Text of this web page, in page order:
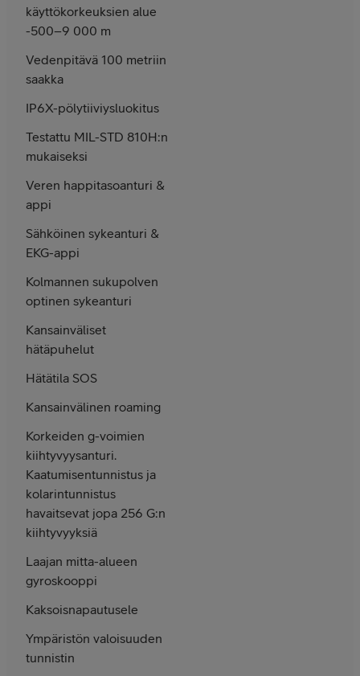
käyttökorkeuksien alue
-500–9 000 m
Vedenpitävä 100 metriin
saakka
IP6X-pölytiiviys­luokitus
Testattu MIL-STD 810H:n
mukaiseksi
Veren happi­taso­anturi &
appi
Sähköinen sykeanturi &
EKG-appi
Kolmannen suku­polven
optinen sykeanturi
Kansain­väliset
hätä­puhelut
Hätätila SOS
Kansainvälinen roaming
Korkeiden g-voimien
kiihtyvyys­anturi.
Kaatumisen­tunnistus ja
kolarin­tunnistus
havaitsevat jopa 256 G:n
kiihtyvyyksiä
Laajan mitta-alueen
gyroskooppi
Kaksoisnapautusele
Ympäristön valoisuuden
tunnistin